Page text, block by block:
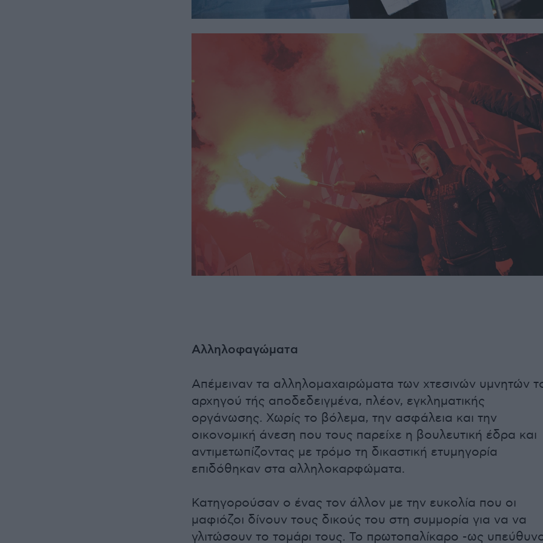
Αλληλοφαγώματα
Απέμειναν τα αλληλομαχαιρώματα των χτεσινών υμνητών
αρχηγού τής αποδεδειγμένα, πλέον, εγκληματικής
οργάνωσης. Χωρίς το βόλεμα, την ασφάλεια και την
οικονομική άνεση που τους παρείχε η βουλευτική έδρα και
αντιμετωπίζοντας με τρόμο τη δικαστική ετυμηγορία
επιδόθηκαν στα αλληλοκαρφώματα.
Κατηγορούσαν ο ένας τον άλλον με την ευκολία που οι
μαφιόζοι δίνουν τους δικούς του στη συμμορία για να να
γλιτώσουν το τομάρι τους. Το πρωτοπαλίκαρο -ως